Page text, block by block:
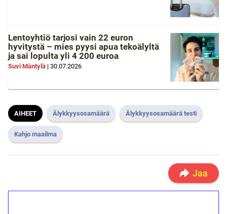
Lentoyhtiö tarjosi vain 22 euron
hyvitystä – mies pyysi apua tekoälyltä
ja sai lopulta yli 4 200 euroa
Suvi Mäntylä | 30.07.2026
AIHEET Älykkyysosamäärä Älykkyysosamäärä testi
Kahjo maailma
Jaa